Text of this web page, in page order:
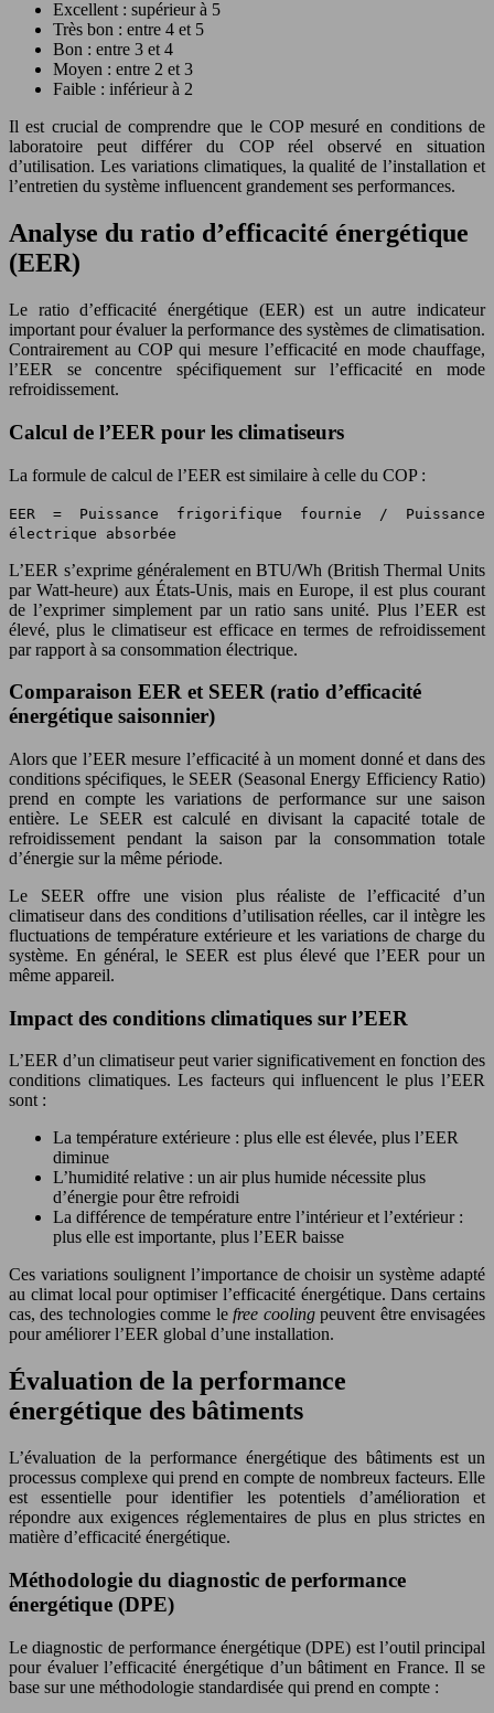
Excellent : supérieur à 5
Très bon : entre 4 et 5
Bon : entre 3 et 4
Moyen : entre 2 et 3
Faible : inférieur à 2
Il est crucial de comprendre que le COP mesuré en conditions de
laboratoire peut différer du COP réel observé en situation
d’utilisation. Les variations climatiques, la qualité de l’installation et
l’entretien du système influencent grandement ses performances.
Analyse du ratio d’efficacité énergétique
(EER)
Le ratio d’efficacité énergétique (EER) est un autre indicateur
important pour évaluer la performance des systèmes de climatisation.
Contrairement au COP qui mesure l’efficacité en mode chauffage,
l’EER se concentre spécifiquement sur l’efficacité en mode
refroidissement.
Calcul de l’EER pour les climatiseurs
La formule de calcul de l’EER est similaire à celle du COP :
EER = Puissance frigorifique fournie / Puissance
électrique absorbée
L’EER s’exprime généralement en BTU/Wh (British Thermal Units
par Watt-heure) aux États-Unis, mais en Europe, il est plus courant
de l’exprimer simplement par un ratio sans unité. Plus l’EER est
élevé, plus le climatiseur est efficace en termes de refroidissement
par rapport à sa consommation électrique.
Comparaison EER et SEER (ratio d’efficacité
énergétique saisonnier)
Alors que l’EER mesure l’efficacité à un moment donné et dans des
conditions spécifiques, le SEER (Seasonal Energy Efficiency Ratio)
prend en compte les variations de performance sur une saison
entière. Le SEER est calculé en divisant la capacité totale de
refroidissement pendant la saison par la consommation totale
d’énergie sur la même période.
Le SEER offre une vision plus réaliste de l’efficacité d’un
climatiseur dans des conditions d’utilisation réelles, car il intègre les
fluctuations de température extérieure et les variations de charge du
système. En général, le SEER est plus élevé que l’EER pour un
même appareil.
Impact des conditions climatiques sur l’EER
L’EER d’un climatiseur peut varier significativement en fonction des
conditions climatiques. Les facteurs qui influencent le plus l’EER
sont :
La température extérieure : plus elle est élevée, plus l’EER
diminue
L’humidité relative : un air plus humide nécessite plus
d’énergie pour être refroidi
La différence de température entre l’intérieur et l’extérieur :
plus elle est importante, plus l’EER baisse
Ces variations soulignent l’importance de choisir un système adapté
au climat local pour optimiser l’efficacité énergétique. Dans certains
cas, des technologies comme le free coolingpeuvent être envisagées
pour améliorer l’EER global d’une installation.
Évaluation de la performance
énergétique des bâtiments
L’évaluation de la performance énergétique des bâtiments est un
processus complexe qui prend en compte de nombreux facteurs. Elle
est essentielle pour identifier les potentiels d’amélioration et
répondre aux exigences réglementaires de plus en plus strictes en
matière d’efficacité énergétique.
Méthodologie du diagnostic de performance
énergétique (DPE)
Le diagnostic de performance énergétique (DPE) est l’outil principal
pour évaluer l’efficacité énergétique d’un bâtiment en France. Il se
base sur une méthodologie standardisée qui prend en compte :